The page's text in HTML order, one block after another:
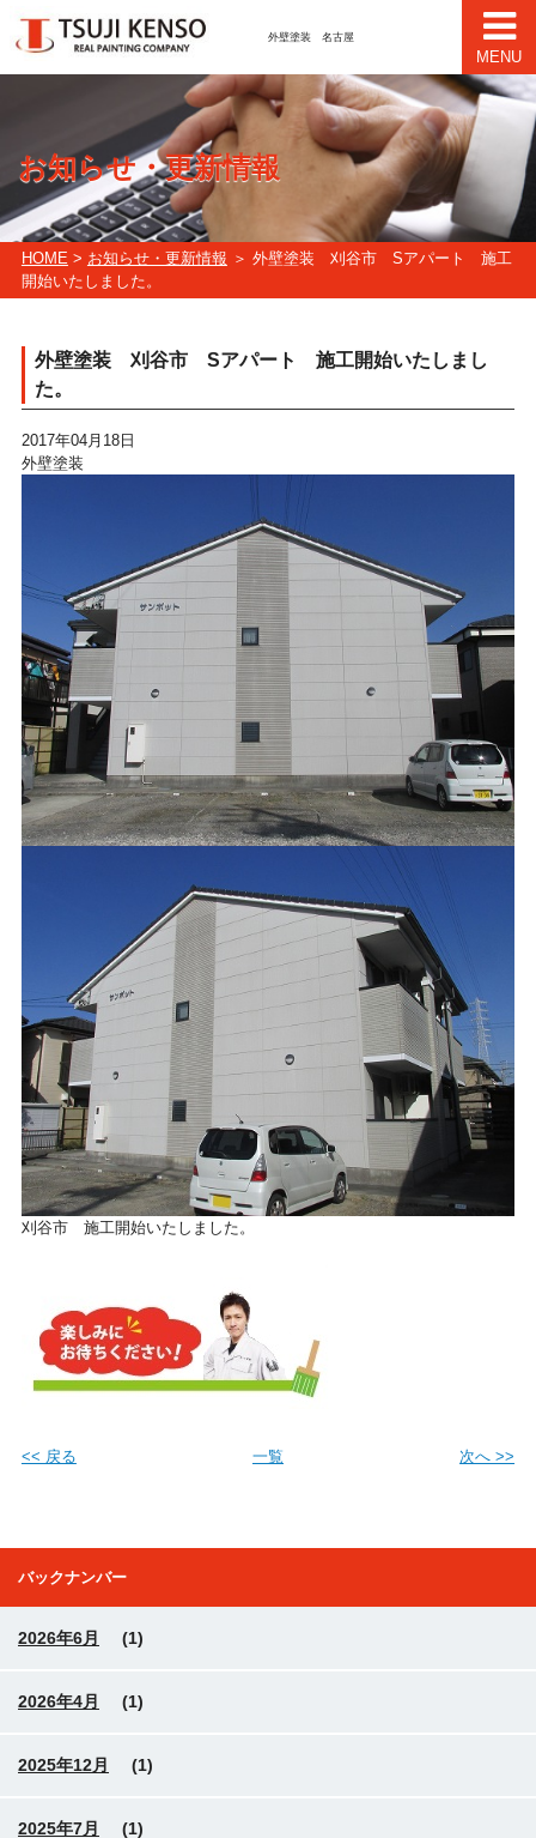
外壁塗装 名古屋
MENU
お知らせ・更新情報
HOME> お知らせ・更新情報 ＞ 外壁塗装 刈谷市 Sアパート 施工
開始いたしました。
外壁塗装 刈谷市 Sアパート 施工開始いたしまし
た。
2017年04月18日
外壁塗装
刈谷市 施工開始いたしました。
<< 戻る 一覧 次へ >>
バックナンバー
2026年6月 (1)
2026年4月 (1)
2025年12月 (1)
2025年7月 (1)